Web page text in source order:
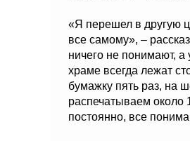
«Я перешел в другую
все самому», –
ничего не понимают,
храме всегда лежат
бумажку пять раз, на
распечатываем около
постоянно, все